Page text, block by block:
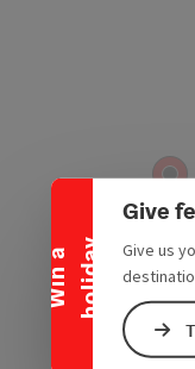
W
i
n
a
h
o
l
i
d
a y
Collapse banner Give
Give us